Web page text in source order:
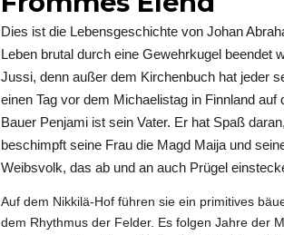
Dies ist die Lebensgeschichte von Johan
Leben brutal durch eine Gewehrkugel beendet
Jussi, denn außer dem Kirchenbuch hat jeder
einen Tag vor dem Michaelistag in Finnland
Bauer Penjami ist sein Vater. Er hat Spaß
beschimpft seine Frau die Magd Maija und
Weibsvolk, das ab und an auch Prügel
Auf dem Nikkilä-Hof führen sie ein primitives
dem Rhythmus der Felder. Es folgen Jahre der